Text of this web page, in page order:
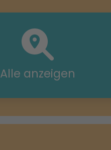
Alle anzeigen